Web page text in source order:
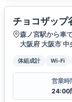
チョコザップ
森ノ宮駅から車
大阪府 大阪市
体組成計 Wi-Fi
営業時
24:00